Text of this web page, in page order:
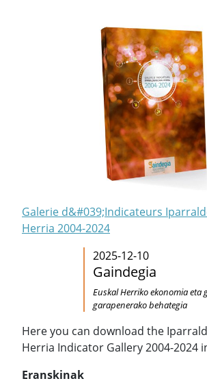
Galerie d&#039;Indicateurs
Herria 2004-2024
2025-12-10
Gaindegia
Euskal Herriko ekonomia eta
garapenerako behategia
Here you can download the
Herria Indicator Gallery 2004-2024
Eranskinak